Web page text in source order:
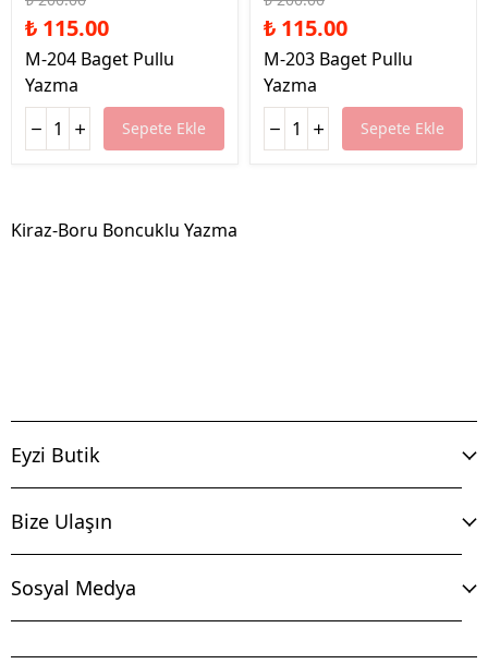
₺ 115.00
M-204 Baget Pullu
Yazma
Sepete Ekle
₺ 115.00
M-203 Baget Pullu
Yazma
Sepete Ekle
Kiraz-Boru Boncuklu Yazma
Eyzi Butik
Bize Ulaşın
Sosyal Medya